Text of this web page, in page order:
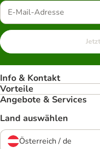
Info & Kontakt
Vorteile
Angebote & Services
Land auswählen
Österreich / de